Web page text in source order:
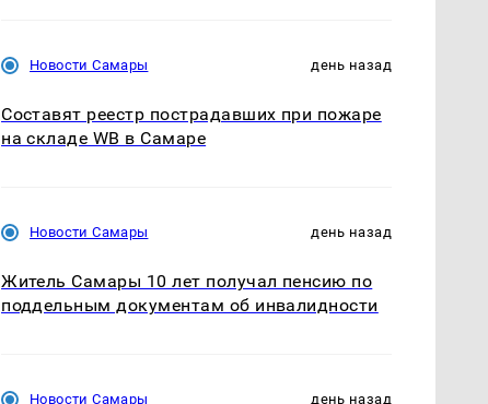
Новости Самары день назад
Составят реестр пострадавших при пожаре
на складе WB в Самаре
Новости Самары день назад
Житель Самары 10 лет получал пенсию по
поддельным документам об инвалидности
Новости Самары день назад